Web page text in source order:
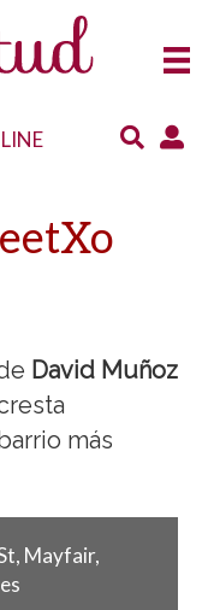
David Muñoz
más
Mayfair,